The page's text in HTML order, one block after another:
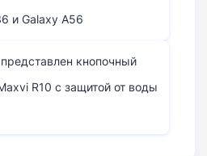
и Galaxy A56
кнопочный
R10 с защитой от воды